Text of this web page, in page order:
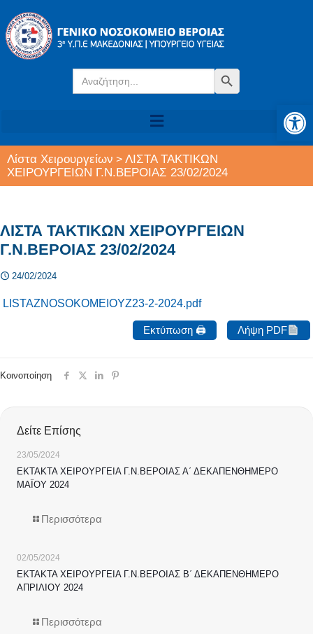
Search
for:
Search Button
Λίστα Χειρουργείων > ΛΙΣΤΑ ΤΑΚΤΙΚΩΝ
ΧΕΙΡΟΥΡΓΕΙΩΝ Γ.Ν.ΒΕΡΟΙΑΣ 23/02/2024
ΛΙΣΤΑ ΤΑΚΤΙΚΩΝ ΧΕΙΡΟΥΡΓΕΙΩΝ
Γ.Ν.ΒΕΡΟΙΑΣ 23/02/2024
24/02/2024
LISTAZNOSOKOMEIOYZ23-2-2024.pdf
Εκτύπωση 🖨 Λήψη PDF
Κοινοποίηση
Δείτε Επίσης
23/05/2024
ΕΚΤΑΚΤΑ ΧΕΙΡΟΥΡΓΕΙΑ Γ.Ν.ΒΕΡΟΙΑΣ Α΄ ΔΕΚΑΠΕΝΘΗΜΕΡΟ
ΜΑΪΟΥ 2024
Περισσότερα
02/05/2024
ΕΚΤΑΚΤΑ ΧΕΙΡΟΥΡΓΕΙΑ Γ.Ν.ΒΕΡΟΙΑΣ Β΄ ΔΕΚΑΠΕΝΘΗΜΕΡΟ
ΑΠΡΙΛΙΟΥ 2024
Περισσότερα